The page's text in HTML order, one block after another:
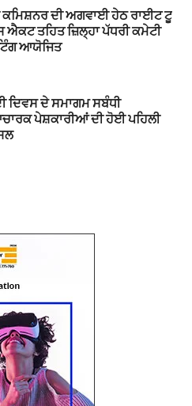
ਕਮਿਸ਼ਨਰ ਦੀ ਅਗਵਾਈ ਹੇਠ ਰਾਈਟ ਟੂ
ਐਕਟ ਤਹਿਤ ਜ਼ਿਲ੍ਹਾ ਪੱਧਰੀ ਕਮੇਟੀ
ਆਯੋਜਿਤ
ਦਿਵਸ ਦੇ ਸਮਾਗਮ ਸਬੰਧੀ
ਪੇਸ਼ਕਾਰੀਆਂ ਦੀ ਹੋਈ ਪਹਿਲੀ